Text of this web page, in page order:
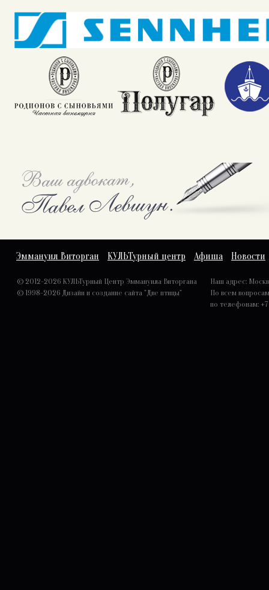
Эммануил Виторган КУЛЬТурный центр Афиша Новости
© 2012-2026 КУЛЬТурный Центр Эммануила Виторгана
© 1998-2026 Дизайн и создание сайта "Две птицы"
Наш адрес:
По всем
по телефонам: